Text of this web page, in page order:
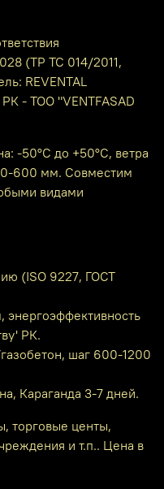
(ТР ТС 014/2011,
REVENTAL
- ТОО "VENTFASAD
-50°C до +50°C, ветра
600 мм. Совместим
видами
(ISO 9227, ГОСТ
РК.
шаг 600-1200
Караганда 3-7 дней.
торговые центы,
и т.п.. Цена в